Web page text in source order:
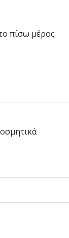
πίσω μέρος